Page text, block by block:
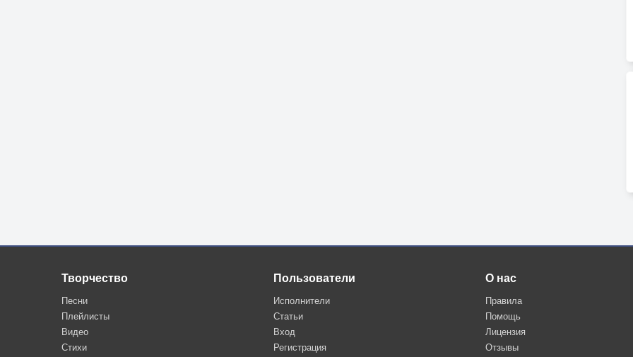
Творчество
Песни
Плейлисты
Видео
Стихи
Пользователи
Исполнители
Статьи
Вход
Регистрация
О нас
Правила
Помощь
Лицензия
Отзывы